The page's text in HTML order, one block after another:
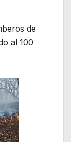
de
al 100